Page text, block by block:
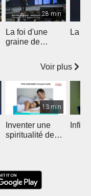
28 min
La foi d'une
graine de
La
Voir plus
13 min
Inventer une
spiritualité de